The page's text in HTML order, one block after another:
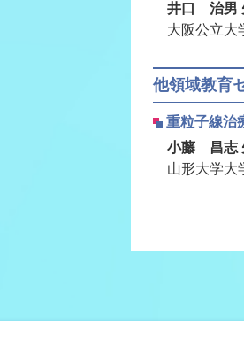
井口 治男
大阪公立
他領域教育
重粒子線治
小藤 昌志
山形大学